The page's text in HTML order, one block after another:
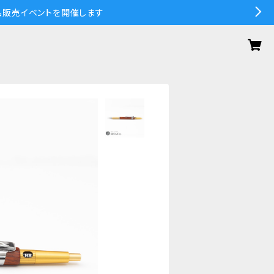
売イベントを開催します